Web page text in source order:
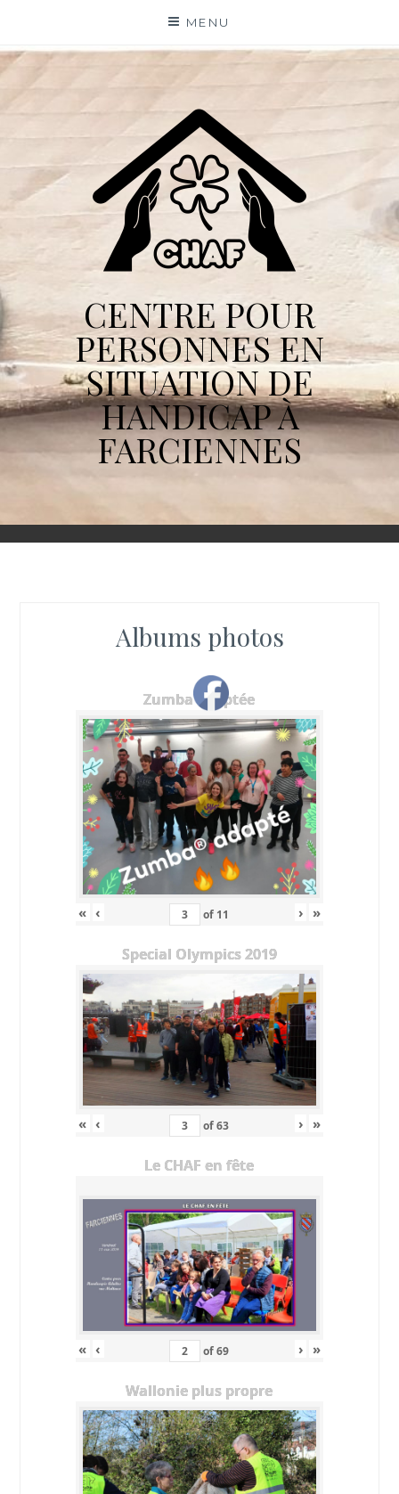
content
MENU
CENTRE POUR
PERSONNES EN
SITUATION DE
HANDICAP À
FARCIENNES
Albums photos
Zumba adaptée
« ‹ of 11 › »
Special Olympics 2019
« ‹ of63 › »
Le CHAF en fête
« ‹ of69 › »
Wallonie plus propre